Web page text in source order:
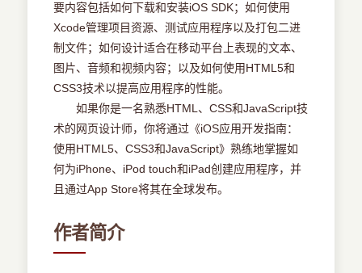
要内容包括如何下载和安装iOS SDK；如何使用
Xcode管理项目资源、测试应用程序以及打包二进
制文件；如何设计适合在移动平台上表现的文本、
图片、音频和视频内容；以及如何使用HTML5和
CSS3技术以提高应用程序的性能。
如果你是一名熟悉HTML、CSS和JavaScript技
术的网页设计师，你将通过《iOS应用开发指南：
使用HTML5、CSS3和JavaScript》熟练地掌握如
何为iPhone、iPod touch和iPad创建应用程序，并
且通过App Store将其在全球发布。
作者简介